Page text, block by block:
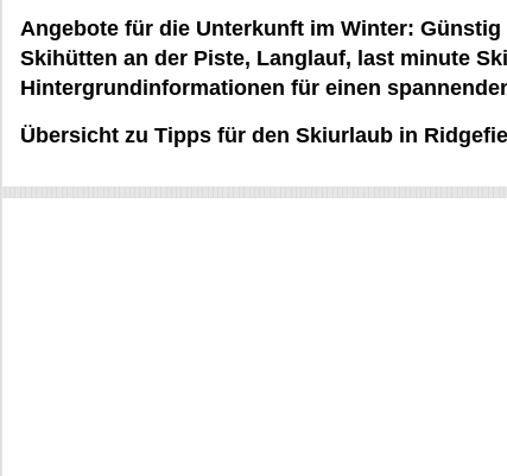
Angebote für die Unterkunft im Winter:
Skihütten an der Piste, Langlauf, last minute
Hintergrundinformationen für einen
Übersicht zu Tipps für den Skiurlaub in